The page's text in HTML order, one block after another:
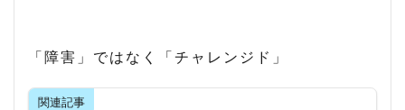
「障害」ではなく「チャレンジド」
関連記事